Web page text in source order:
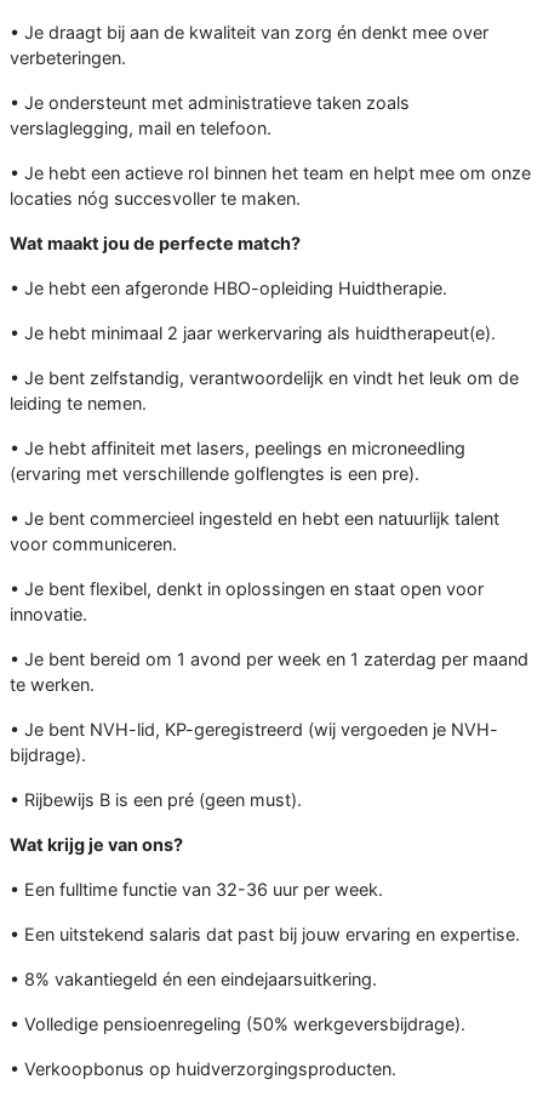
• Je draagt bij aan de kwaliteit van zorg én denkt mee over
verbeteringen.
• Je ondersteunt met administratieve taken zoals
verslaglegging, mail en telefoon.
• Je hebt een actieve rol binnen het team en helpt mee om onze
locaties nóg succesvoller te maken.
Wat maakt jou de perfecte match?
• Je hebt een afgeronde HBO-opleiding Huidtherapie.
• Je hebt minimaal 2 jaar werkervaring als huidtherapeut(e).
• Je bent zelfstandig, verantwoordelijk en vindt het leuk om de
leiding te nemen.
• Je hebt affiniteit met lasers, peelings en microneedling
(ervaring met verschillende golflengtes is een pre).
• Je bent commercieel ingesteld en hebt een natuurlijk talent
voor communiceren.
• Je bent flexibel, denkt in oplossingen en staat open voor
innovatie.
• Je bent bereid om 1 avond per week en 1 zaterdag per maand
te werken.
• Je bent NVH-lid, KP-geregistreerd (wij vergoeden je NVH-
bijdrage).
• Rijbewijs B is een pré (geen must).
Wat krijg je van ons?
• Een fulltime functie van 32-36 uur per week.
• Een uitstekend salaris dat past bij jouw ervaring en expertise.
• 8% vakantiegeld én een eindejaarsuitkering.
• Volledige pensioenregeling (50% werkgeversbijdrage).
• Verkoopbonus op huidverzorgingsproducten.